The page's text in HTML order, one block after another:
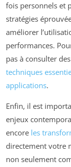
fois personnels et
stratégies
améliorer
performances.
pas à consulter
techniques
applications.
Enfin, il est
enjeux
encore les
directement votre
non seulement